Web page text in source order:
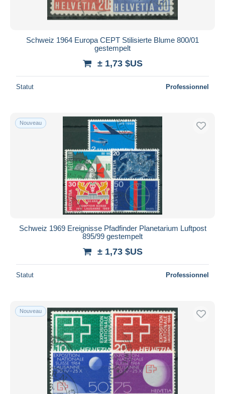
Schweiz 1964 Europa CEPT Stilisierte Blume 800/01
gestempelt
± 1,73 $US
Statut Professionnel
Nouveau
Schweiz 1969 Ereignisse Pfadfinder Planetarium Luftpost
895/99 gestempelt
± 1,73 $US
Statut Professionnel
Nouveau